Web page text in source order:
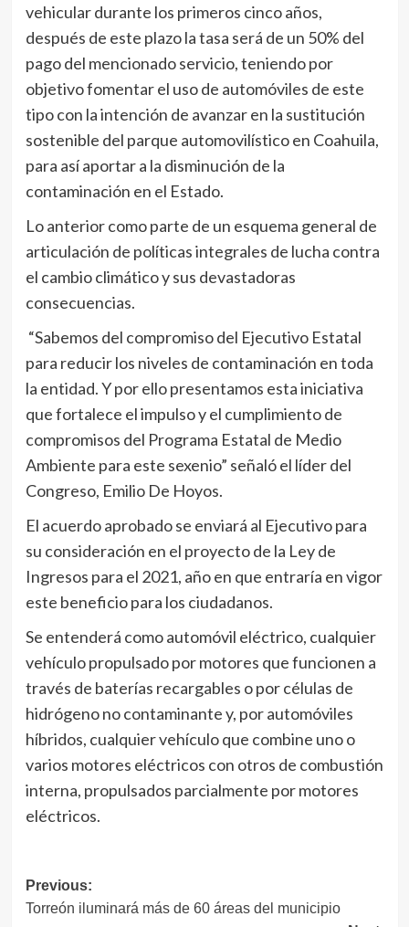
vehicular durante los primeros cinco años,
después de este plazo la tasa será de un 50% del
pago del mencionado servicio, teniendo por
objetivo fomentar el uso de automóviles de este
tipo con la intención de avanzar en la sustitución
sostenible del parque automovilístico en Coahuila,
para así aportar a la disminución de la
contaminación en el Estado.
Lo anterior como parte de un esquema general de
articulación de políticas integrales de lucha contra
el cambio climático y sus devastadoras
consecuencias.
“Sabemos del compromiso del Ejecutivo Estatal
para reducir los niveles de contaminación en toda
la entidad. Y por ello presentamos esta iniciativa
que fortalece el impulso y el cumplimiento de
compromisos del Programa Estatal de Medio
Ambiente para este sexenio” señaló el líder del
Congreso, Emilio De Hoyos.
El acuerdo aprobado se enviará al Ejecutivo para
su consideración en el proyecto de la Ley de
Ingresos para el 2021, año en que entraría en vigor
este beneficio para los ciudadanos.
Se entenderá como automóvil eléctrico, cualquier
vehículo propulsado por motores que funcionen a
través de baterías recargables o por células de
hidrógeno no contaminante y, por automóviles
híbridos, cualquier vehículo que combine uno o
varios motores eléctricos con otros de combustión
interna, propulsados parcialmente por motores
eléctricos.
Navegación
de
Previous:
Torreón iluminará más de 60 áreas del municipio